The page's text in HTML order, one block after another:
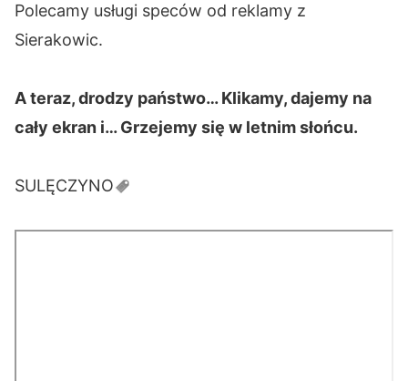
Polecamy usługi speców od reklamy z
Sierakowic.
A teraz, drodzy państwo… Klikamy, dajemy na
cały ekran i… Grzejemy się w letnim słońcu.
SULĘCZYNO